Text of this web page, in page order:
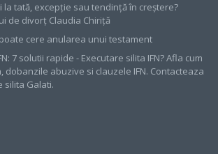
la tată, excepție sau tendință în creștere?
de divorț Claudia Chiriță
cere anularea unui testament
7 solutii rapide - Executare silita IFN? Afla cum
dobanzile abuzive si clauzele IFN. Contacteaza
silita Galati.